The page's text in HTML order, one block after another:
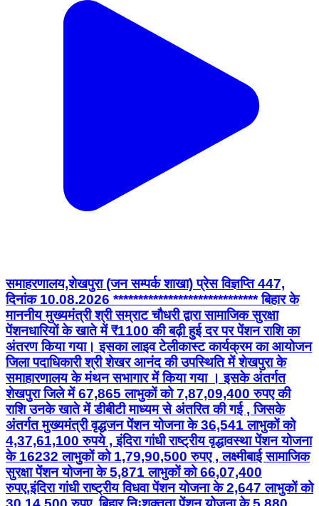
समाहरणालय,शेखपुरा (जन सम्पर्क शाखा) प्रेस विज्ञप्ति 447,
दिनांक 10.08.2026 ***************************** बिहार के
माननीय मुख्यमंत्री श्री सम्राट चौधरी द्वारा सामाजिक सुरक्षा
पेंशनधारियों के खाते में ₹1100 की बढ़ी हुई दर पर पेंशन राशि का
अंतरण किया गया। इसका लाइव टेलीकास्ट कार्यक्रम का आयोजन
जिला पदाधिकारी श्री शेखर आनंद की उपस्थिति में शेखपुरा के
समाहारणालय के मंथन सभागार में किया गया । इसके अंतर्गत
शेखपुरा जिले में 67,865 लाभुकों को 7,87,09,400 रुपए की
राशि उनके खाते में डीबीटी माध्यम से अंतरित की गई , जिसके
अंतर्गत मुख्यमंत्री वृद्धजन पेंशन योजना के 36,541 लाभुकों को
4,37,61,100 रुपये , इंदिरा गांधी राष्ट्रीय वृद्धावस्था पेंशन योजना
के 16232 लाभुकों को 1,79,90,500 रुपए , लक्ष्मीबाई सामाजिक
सुरक्षा पेंशन योजना के 5,871 लाभुकों को 66,07,400
रुपए,इंदिरा गांधी राष्ट्रीय विधवा पेंशन योजना के 2,647 लाभुकों को